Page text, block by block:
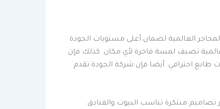
العالمية لضمان أعلى مستويات الجودة
تضيف لمسة فاخرة لأي مكان. كذلك فإن
طابع احترافي. أيضا فإن شركة الجودة تقدم
مبتكرة تناسب البيوت والفنادق